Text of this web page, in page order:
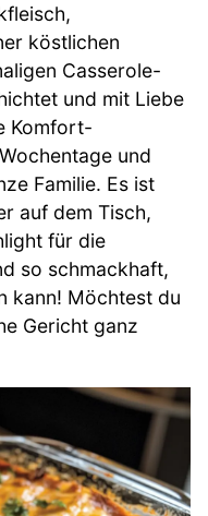
köstlichen
Casserole-
und mit Liebe
Komfort-
und
Familie. Es ist
auf dem Tisch,
für die
so schmackhaft,
kann! Möchtest du
Gericht ganz